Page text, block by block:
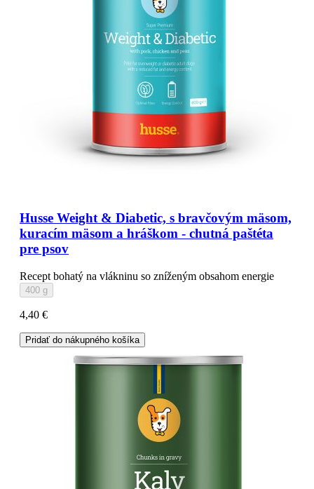
Husse Weight & Diabetic, s bravčovým mäsom,
kuracím mäsom a hráškom - chutná paštéta
pre psov
Recept bohatý na vlákninu so zníženým obsahom energie
400 g
4,40 €
Pridať do nákupného košíka